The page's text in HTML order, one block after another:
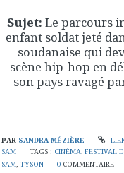
Sujet: Le parcours
enfant soldat jeté
soudanaise qui
scène hip-hop en
son pays ravagé
PAR SANDRA MÉZIÈRE
SAM
TAGS : CINÉMA ,FESTIVAL
SAM, TYSON 0 COMMENTAIRE